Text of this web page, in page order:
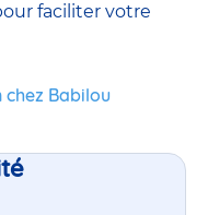
faciliter votre
Babilou